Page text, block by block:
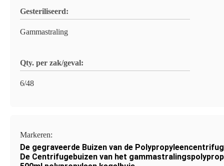
Gesteriliseerd:
Gammastraling
Qty. per zak/geval:
6/48
Markeren:
De gegraveerde Buizen van de
De Centrifugebuizen van het